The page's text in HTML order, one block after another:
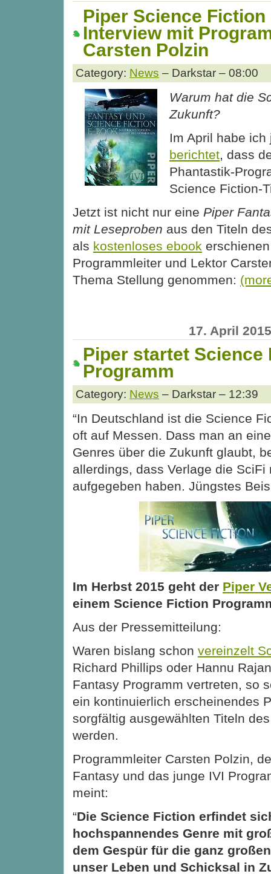
Piper Science Fiction
Interview mit
Carsten Polzin
Category: News – Darkstar – 08:00
Warum hat die
Zukunft?
Im April habe
berichtet, dass
Phantastik-
Science Fiction-
Jetzt ist nicht nur eine Piper
mit Leseproben aus den Titeln
als kostenloses ebook
Programmleiter und Lektor
Thema Stellung genommen:
17. April 2015
Piper startet Science
Programm
Category: News – Darkstar – 12:39
“In Deutschland ist die Science
oft auf Messen. Dass man an
Genres über die Zukunft glaubt,
allerdings, dass Verlage die SciFi
aufgegeben haben. Jüngstes
Im Herbst 2015 geht der Piper
einem Science Fiction
Aus der Pressemitteilung:
Waren bislang schon vereinzelt
Richard Phillips oder Hannu
Fantasy Programm vertreten, so
ein kontinuierlich erscheinendes
sorgfältig ausgewählten Titeln
werden.
Programmleiter Carsten Polzin,
Fantasy und das junge IVI
meint:
“Die Science Fiction erfindet
hochspannendes Genre mit
dem Gespür für die ganz
unser Leben und Schicksal in